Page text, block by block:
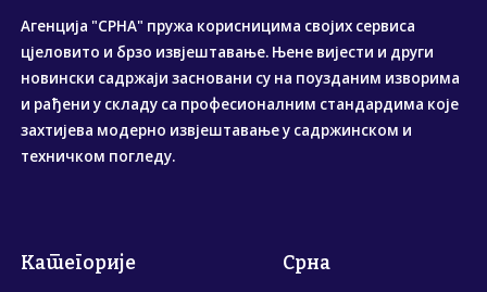
Агенција "СРНА" пружа корисницима својих сервиса
цјеловито и брзо извјештавање. Њене вијести и други
новински садржаји засновани су на поузданим изворима
и рађени у складу са професионалним стандардима које
захтијева модерно извјештавање у садржинском и
техничком погледу.
Категорије Срна